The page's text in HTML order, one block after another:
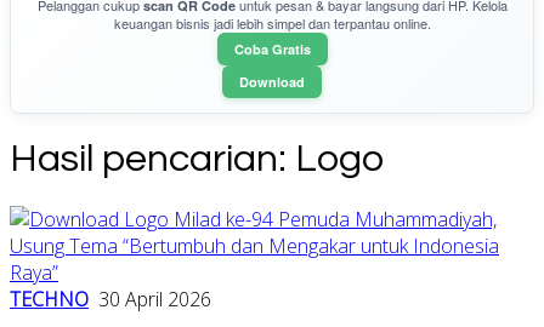
Pelanggan cukup scan QR Codeuntuk pesan & bayar langsung dari HP. Kelola
keuangan bisnis jadi lebih simpel dan terpantau online.
Coba Gratis
Download
Hasil pencarian: Logo
TECHNO 30 April 2026